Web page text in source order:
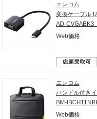
エレコム
変換ケーブル
AD-
Web価格
エレコム
ハンドル付き
BM-
Web価格